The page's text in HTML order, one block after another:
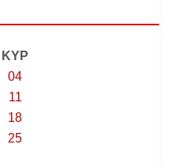
ΚΥΡ
04
11
18
25